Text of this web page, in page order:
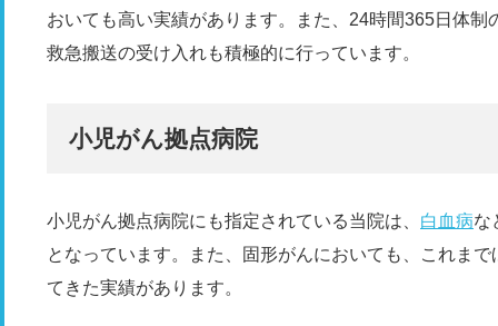
おいても高い実績があります。また、24時間365日体
救急搬送の受け入れも積極的に行っています。
小児がん拠点病院
小児がん拠点病院にも指定されている当院は、 白血病な
となっています。また、固形がんにおいても、これま
てきた実績があります。